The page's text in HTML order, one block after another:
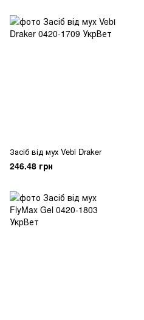
Засіб від мух Vebi Draker
246.48 грн